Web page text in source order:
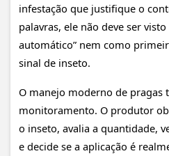
infestação que justifique o
palavras, ele não deve ser
automático” nem como
sinal de inseto.
O manejo moderno de pragas
monitoramento. O produtor
o inseto, avalia a quantidade,
e decide se a aplicação é